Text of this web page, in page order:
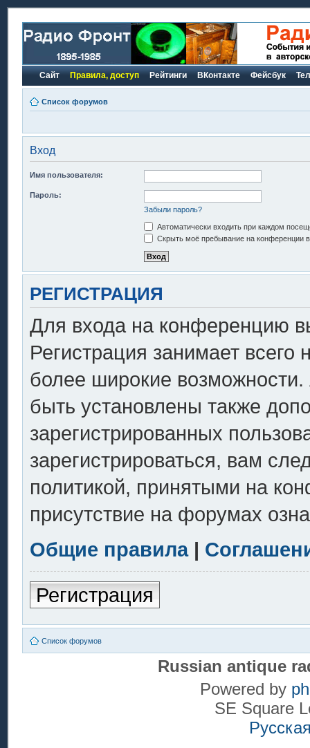
Сайт Правила, доступ Рейтинги ВКонтакте Фейсбук
Список форумов
Вход
Имя пользователя:
Пароль:
Забыли пароль?
Автоматически входить при каждом
Скрыть моё пребывание на конференции в
РЕГИСТРАЦИЯ
Для входа на конференцию
Регистрация занимает всего
более широкие
быть установлены также
зарегистрированных
зарегистрироваться, вам
политикой, принятыми на
присутствие на форумах
Общие правила|
Регистрация
Список форумов
Russian antique
Powered by
SE Square